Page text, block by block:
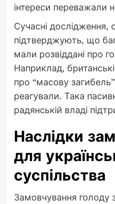
інтереси переважали
Сучасні дослідження,
підтверджують, що
мали розвіддані про
Наприклад,
про “масову
реагували. Така
радянській владі
Наслідки
для
суспільства
Замовчування голоду